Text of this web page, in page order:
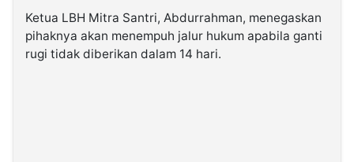
Ketua LBH Mitra Santri, Abdurrahman, menegaskan
pihaknya akan menempuh jalur hukum apabila ganti
rugi tidak diberikan dalam 14 hari.